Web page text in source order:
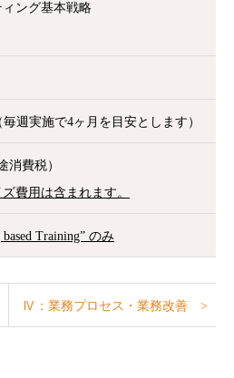
ィング基本戦略
週実施で4ヶ月を目安とします）
費税）
費用は含まれます。
Training” のみ
Ⅳ：業務プロセス・業務改善 >